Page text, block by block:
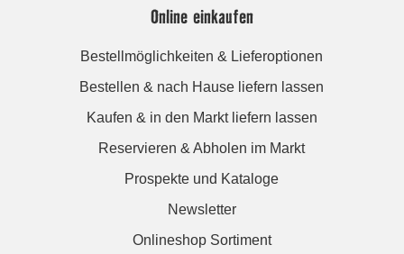
Online einkaufen
Bestellmöglichkeiten & Lieferoptionen
Bestellen & nach Hause liefern lassen
Kaufen & in den Markt liefern lassen
Reservieren & Abholen im Markt
Prospekte und Kataloge
Newsletter
Onlineshop Sortiment